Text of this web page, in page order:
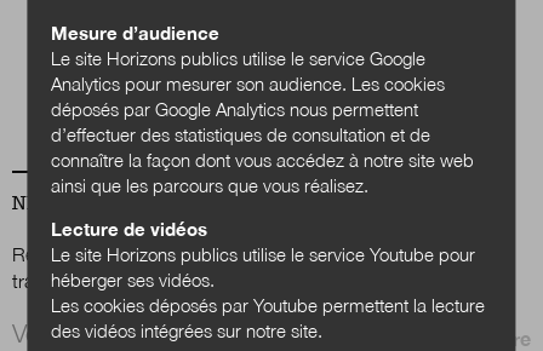
Acheter
NEWSLETTER
Renseignez votre email afin de suivre l'actualité de la
transformation publique.
Email *
Mesure d’audience
Le site Horizons publics utilise le service Google
Analytics pour mesurer son audience. Les cookies
déposés par Google Analytics nous permettent
d’effectuer des statistiques de consultation et de
connaître la façon dont vous accédez à notre site web
ainsi que les parcours que vous réalisez.
Lecture de vidéos
Le site Horizons publics utilise le service Youtube pour
héberger ses vidéos.
Les cookies déposés par Youtube permettent la lecture
des vidéos intégrées sur notre site.